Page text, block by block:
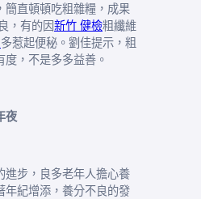
簡直頓頓吃粗雜糧，成果
，有的因新竹 健檢粗纖維
多惹起便秘。劉佳提示，粗
，不是多多益善。
夜
步，良多老年人擔心養
年紀增添，養分不良的發